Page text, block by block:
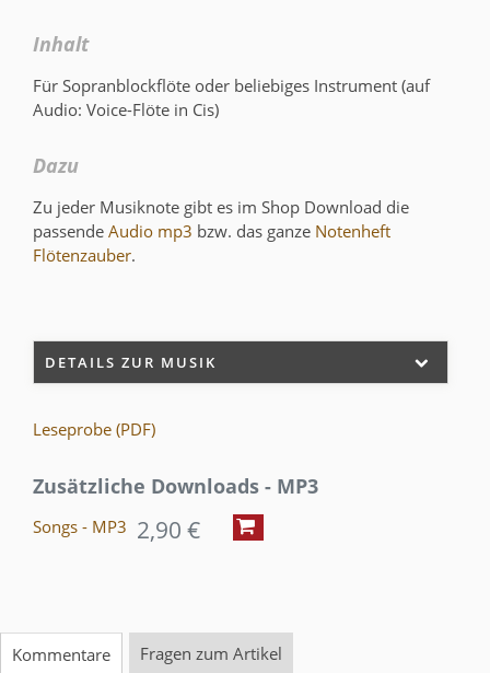
Inhalt
Für Sopranblockflöte oder beliebiges Instrument (auf
Audio: Voice-Flöte in Cis)
Dazu
Zu jeder Musiknote gibt es im Shop Download die
passende Audio mp3 bzw. das ganze Notenheft
Flötenzauber.
DETAILS ZUR MUSIK
Leseprobe (PDF)
Zusätzliche Downloads - MP3
Songs - MP3 2,90 €
Kommentare Fragen zum Artikel